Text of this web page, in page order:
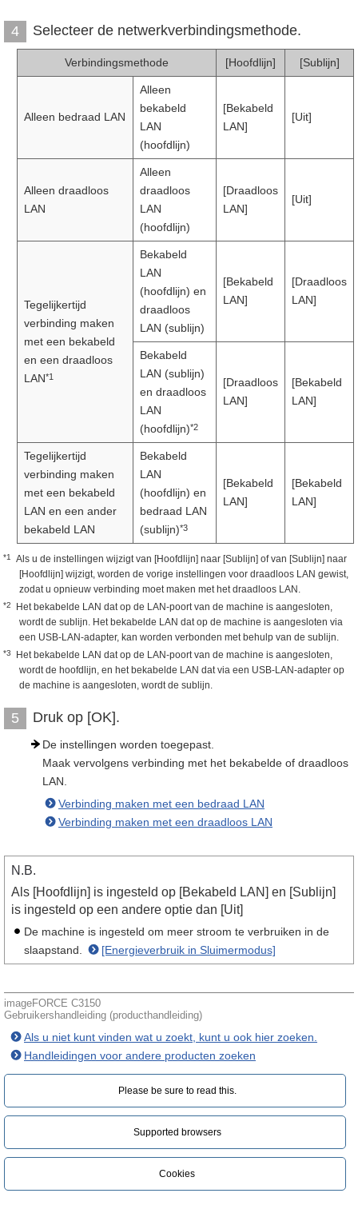
4 Selecteer de netwerkverbindingsmethode.
Verbindingsmethode [Hoofdlijn] [Sublijn]
Alleen bedraad LAN
Alleen
bekabeld
LAN
(hoofdlijn)
[Bekabeld
LAN]
[Uit]
Alleen draadloos
LAN
Alleen
draadloos
LAN
(hoofdlijn)
[Draadloos
LAN]
[Uit]
Tegelijkertijd
verbinding maken
met een bekabeld
en een draadloos
LAN*1
Bekabeld
LAN
(hoofdlijn) en
draadloos
LAN (sublijn)
[Bekabeld
LAN]
[Draadloos
LAN]
Bekabeld
LAN (sublijn)
en draadloos
LAN
(hoofdlijn)*2
[Draadloos
LAN]
[Bekabeld
LAN]
Tegelijkertijd
verbinding maken
met een bekabeld
LAN en een ander
bekabeld LAN
Bekabeld
LAN
(hoofdlijn) en
bedraad LAN
(sublijn)*3
[Bekabeld
LAN]
[Bekabeld
LAN]
*1
Als u de instellingen wijzigt van [Hoofdlijn] naar [Sublijn] of van [Sublijn] naar
[Hoofdlijn] wijzigt, worden de vorige instellingen voor draadloos LAN gewist,
zodat u opnieuw verbinding moet maken met het draadloos LAN.
*2
Het bekabelde LAN dat op de LAN-poort van de machine is aangesloten,
wordt de sublijn. Het bekabelde LAN dat op de machine is aangesloten via
een USB-LAN-adapter, kan worden verbonden met behulp van de sublijn.
*3
Het bekabelde LAN dat op de LAN-poort van de machine is aangesloten,
wordt de hoofdlijn, en het bekabelde LAN dat via een USB-LAN-adapter op
de machine is aangesloten, wordt de sublijn.
5 Druk op [OK].
De instellingen worden toegepast.
Maak vervolgens verbinding met het bekabelde of draadloos
LAN.
Verbinding maken met een bedraad LAN
Verbinding maken met een draadloos LAN
N.B.
Als [Hoofdlijn] is ingesteld op [Bekabeld LAN] en [Sublijn]
is ingesteld op een andere optie dan [Uit]
De machine is ingesteld om meer stroom te verbruiken in de
slaapstand.
[Energieverbruik in Sluimermodus]
imageFORCE C3150
Gebruikershandleiding (producthandleiding)
Als u niet kunt vinden wat u zoekt, kunt u ook hier zoeken.
Handleidingen voor andere producten zoeken
Please be sure to read this.‎
Supported browsers
Cookies